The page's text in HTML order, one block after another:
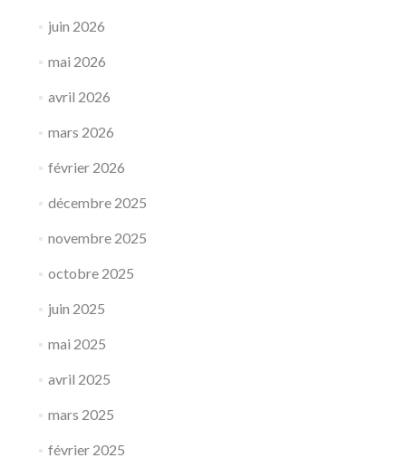
juin 2026
mai 2026
avril 2026
mars 2026
février 2026
décembre 2025
novembre 2025
octobre 2025
juin 2025
mai 2025
avril 2025
mars 2025
février 2025